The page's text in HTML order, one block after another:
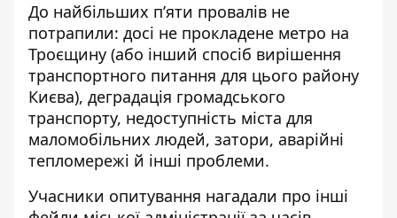
До найбільших п’яти провалів не
потрапили: досі не прокладене метро на
Троєщину (або інший спосіб вирішення
транспортного питання для цього району
Києва), деградація громадського
транспорту, недоступність міста для
маломобільних людей, затори, аварійні
тепломережі й інші проблеми.
Учасники опитування нагадали про інші